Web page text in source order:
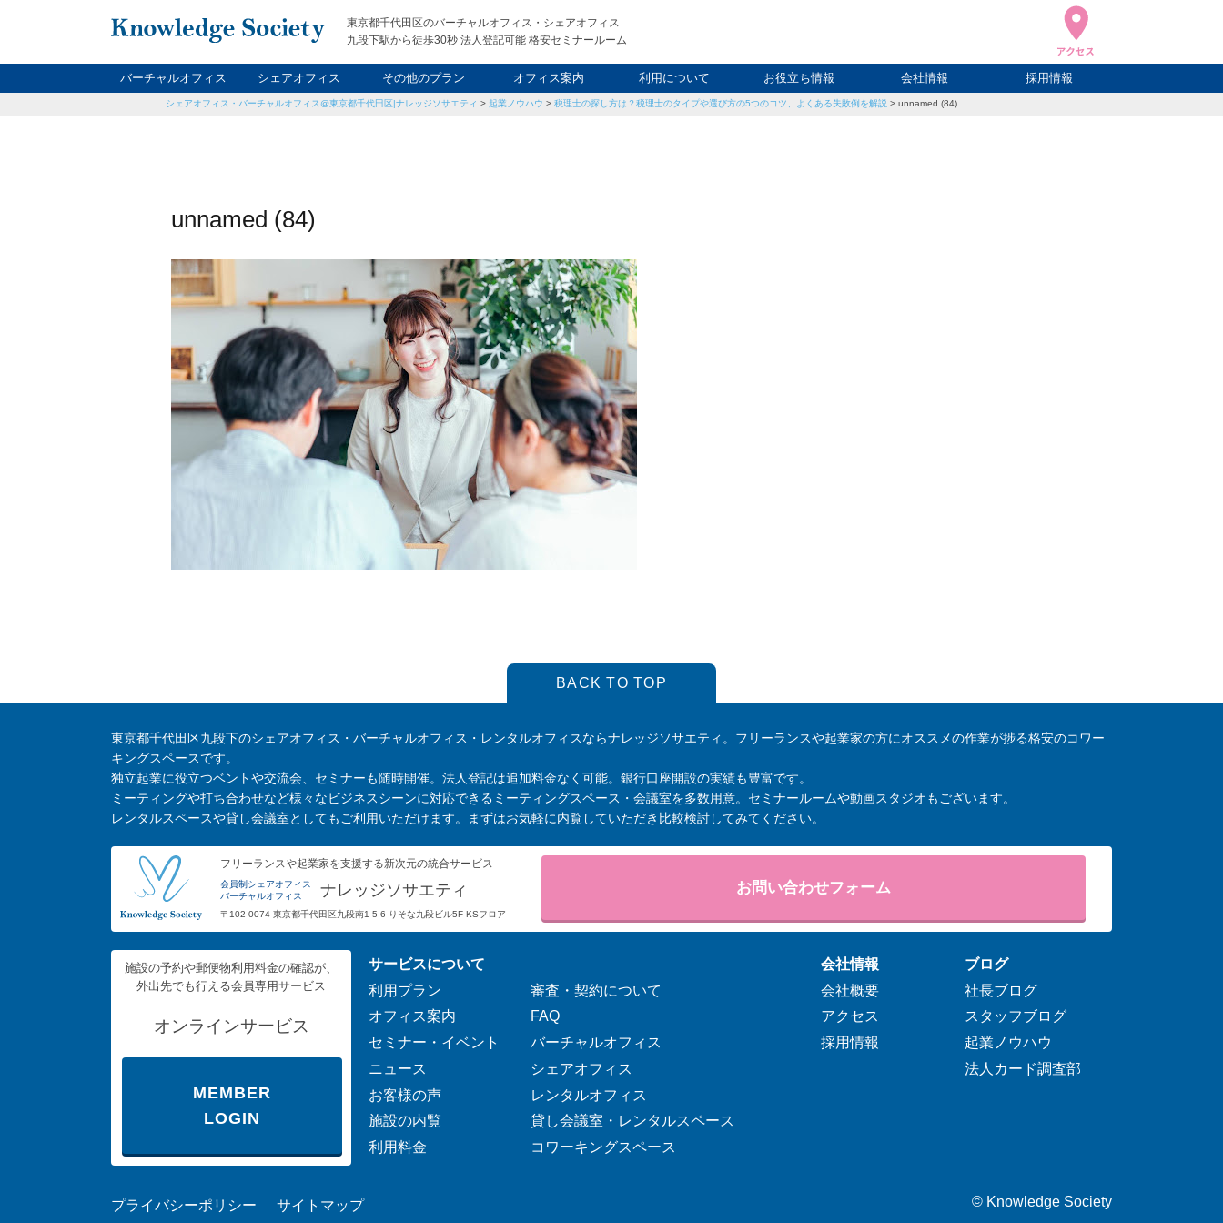
東京都千代田区のバーチャルオフィス・シェアオフィス
九段下駅から徒歩30秒 法人登記可能 格安セミナールーム
バーチャルオフィス シェアオフィス その他のプラン
レンタルオフィス
ナイト&ウィークエンド
貸し会議室
オフィス案内 利用について
利用料金
申込について
FAQ
お役立ち情報
起業ノウハウ
社長ブログ
スタッフブログ
会社情報
会社概要
アクセス
採用情報
シェアオフィス・バーチャルオフィス@東京都千代田区|ナレッジソサエティ > 起業ノウハウ > 税理士の探し方は？税理士のタイプや選び方の5つのコツ、よくある失敗例を解説 > unnamed (84)
unnamed (84)
BACK TO TOP
東京都千代田区九段下のシェアオフィス・バーチャルオフィス・レンタルオフィスならナレッジソサエティ。フリーランスや起業家の方にオススメの作業が捗る格安のコワー
キングスペースです。
独立起業に役立つベントや交流会、セミナーも随時開催。法人登記は追加料金なく可能。銀行口座開設の実績も豊富です。
ミーティングや打ち合わせなど様々なビジネスシーンに対応できるミーティングスペース・会議室を多数用意。セミナールームや動画スタジオもございます。
レンタルスペースや貸し会議室としてもご利用いただけます。まずはお気軽に内覧していただき比較検討してみてください。
フリーランスや起業家を支援する新次元の統合サービス
会員制シェアオフィス
バーチャルオフィス
ナレッジソサエティ
〒102-0074 東京都千代田区九段南1-5-6 りそな九段ビル5F KSフロア
お問い合わせフォーム
施設の予約や郵便物利用料金の確認が、
外出先でも行える会員専用サービス
オンラインサービス
MEMBER
LOGIN
サービスについて
利用プラン
オフィス案内
セミナー・イベント
ニュース
お客様の声
施設の内覧
利用料金
審査・契約について
FAQ
バーチャルオフィス
シェアオフィス
レンタルオフィス
貸し会議室・レンタルスペース
コワーキングスペース
会社情報
会社概要
アクセス
採用情報
ブログ
社長ブログ
スタッフブログ
起業ノウハウ
法人カード調査部
プライバシーポリシー サイトマップ © Knowledge Society